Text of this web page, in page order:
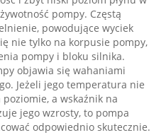
pompy. Częstą
powodujące wyciek
nie tylko na korpusie pompy,
pompy i bloku silnika.
objawia się wahaniami
Jeżeli jego temperatura nie
a wskaźnik na
jego wzrosty, to pompa
odpowiednio skutecznie.